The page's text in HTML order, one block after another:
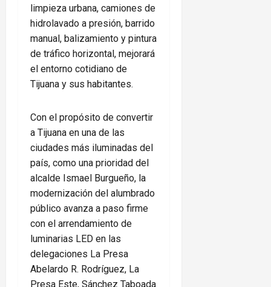
limpieza urbana, camiones de
hidrolavado a presión, barrido
manual, balizamiento y pintura
de tráfico horizontal, mejorará
el entorno cotidiano de
Tijuana y sus habitantes.
Con el propósito de convertir
a Tijuana en una de las
ciudades más iluminadas del
país, como una prioridad del
alcalde Ismael Burgueño, la
modernización del alumbrado
público avanza a paso firme
con el arrendamiento de
luminarias LED en las
delegaciones La Presa
Abelardo R. Rodríguez, La
Presa Este, Sánchez Taboada